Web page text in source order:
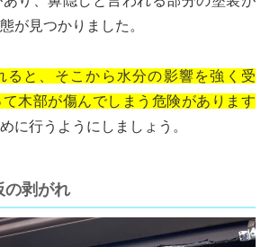
が見つかりました。
ると、そこから水分の影響を強く受
木部が傷んでしまう危険があります
に行うようにしましょう。
の剥がれ